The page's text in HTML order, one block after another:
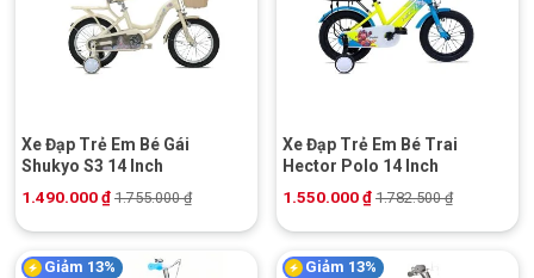
Xe Đạp Trẻ Em Bé Gái
Shukyo S3 14 Inch
1.490.000₫ 1.755.000₫
Xe Đạp Trẻ Em Bé Trai
Hector Polo 14 Inch
1.550.000₫ 1.782.500₫
Giảm 13% Giảm 13%